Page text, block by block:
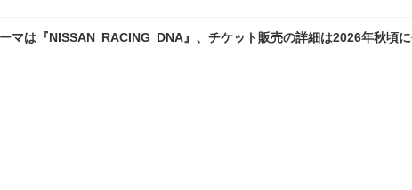
マは『NISSAN RACING DNA』、チケット販売の詳細は2026年秋頃